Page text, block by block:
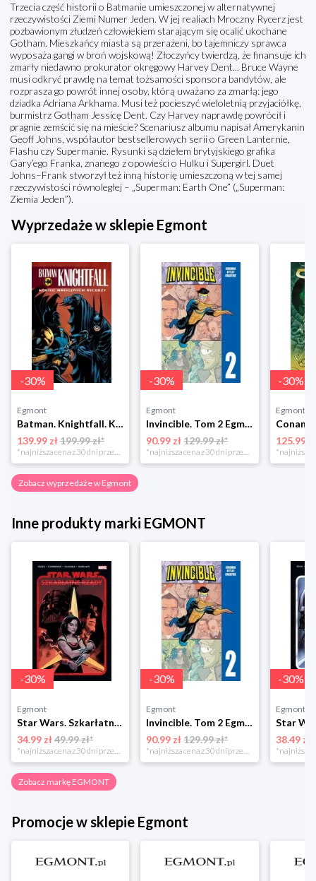
Trzecia część historii o Batmanie umieszczonej w alternatywnej
rzeczywistości Ziemi Numer Jeden. W jej realiach Mroczny Rycerz jest
pozbawionym złudzeń człowiekiem starającym się ocalić ukochane
Gotham. Mieszkańcy miasta są przerażeni, bo tajemniczy sprawca
wyposaża gangi w broń wojskową! Złoczyńcy twierdzą, że finansuje ich
zmarły niedawno prokurator okręgowy Harvey Dent... Bruce Wayne
musi odkryć prawdę na temat tożsamości sponsora bandytów, ale
rozprasza go powrót innej osoby, którą uważano za zmarłą: jego
dziadka Adriana Arkhama. Musi też pocieszyć wieloletnią przyjaciółkę,
burmistrz Gotham Jessicę Dent. Czy Harvey naprawdę powrócił i
pragnie zemścić się na mieście? Scenariusz albumu napisał Amerykanin
Geoff Johns, współautor bestsellerowych serii o Green Lanternie,
Flashu czy Supermanie. Rysunki są dziełem brytyjskiego grafika
Gary’ego Franka, znanego z opowieści o Hulku i Supergirl. Duet
Johns–Frank stworzył też inną historię umieszczoną w tej samej
rzeczywistości równoległej – „Superman: Earth One” („Superman:
Ziemia Jeden”).
Wyprzedaże w sklepie Egmont
-30%
Egmont
Batman. Knightfall. Koniec Mrocznych Rycerzy. Tom 4 Egmont
139.99 zł199.99 zł*
*najniższa cena z 30 dni przed obniżką
-30%
Egmont
Invincible. Tom 2 Egmont
90.99 zł 129.99 zł*
*najniższa cena z 30 dni przed obniżką
-30%
Egmont
125.99 zł
Zobacz wyprzedaże w Egmont
Inne produkty marki EGMONT
-30%
Egmont
Star Wars. Szkarłatne rządy Egmont
34.99 zł49.99 zł*
-30%
Egmont
Invincible. Tom 2 Egmont
90.99 zł 129.99 zł*
-30%
Egmont
38.49 zł
Zobacz markę EGMONT
Promocje w sklepie Egmont